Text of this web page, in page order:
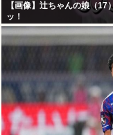
【画像】辻ちゃんの娘（
ッ！